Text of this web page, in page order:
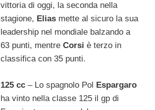
vittoria di oggi, la seconda nella
stagione, Elias mette al sicuro la sua
leadership nel mondiale balzando a
63 punti, mentreCorsiè terzo in
classifica con 35 punti.
125 cc– Lo spagnolo Pol Espargaro
ha vinto nella classe 125 il gp di